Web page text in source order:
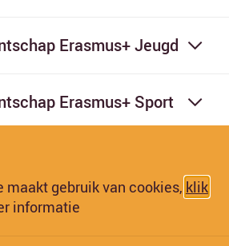
Erasmus+ Jeugd
Erasmus+ Sport
maakt gebruik van cookies, klik
informatie